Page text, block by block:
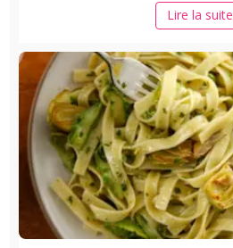
Lire la suite